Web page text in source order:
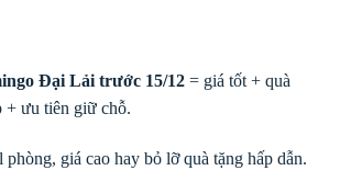
Đại Lải trước 15/12 = giá tốt + quà
+ ưu tiên giữ chỗ.
giá cao hay bỏ lỡ quà tặng hấp dẫn.